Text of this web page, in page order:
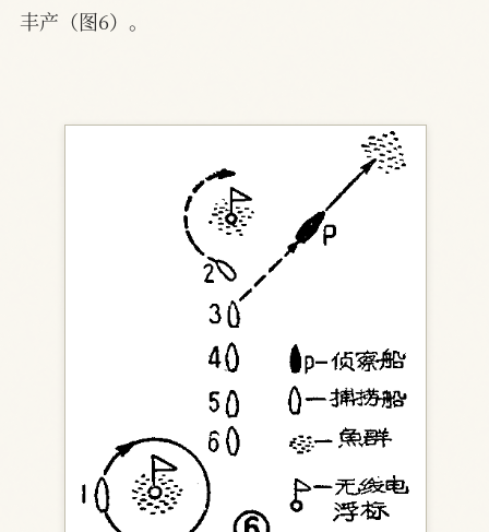
丰产（图6）。